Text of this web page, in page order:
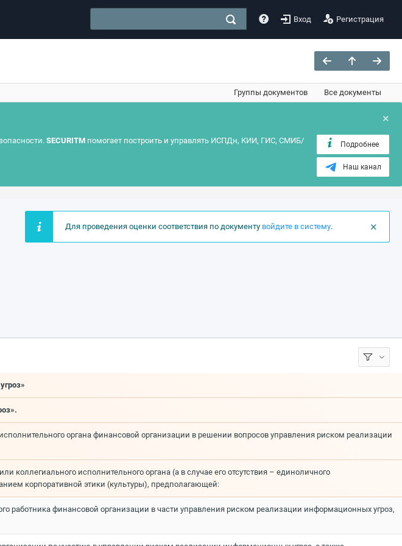
Вход Регистрация
Группы документов Все документы
×
SECURITMпомогает построить и управлять ИСПДн, КИИ, ГИС, СМИБ/
Подробнее
Наш канал
×
Для проведения оценки соответствия по документу войдите в систему.
органа финансовой организации в решении вопросов управления риском реализации
коллегиального исполнительного органа (а в случае его отсутствия – единоличного
корпоративной этики (культуры), предполагающей:
работника финансовой организации в части управления риском реализации информационных угроз,